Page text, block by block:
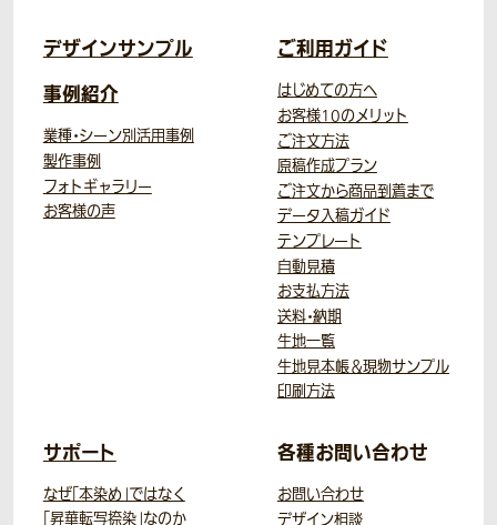
デザインサンプル
事例紹介
業種・シーン別活用事例
製作事例
フォトギャラリー
お客様の声
ご利用ガイド
はじめての方へ
お客様10のメリット
ご注文方法
原稿作成プラン
ご注文から商品到着まで
データ入稿ガイド
テンプレート
自動見積
お支払方法
送料・納期
生地一覧
生地見本帳＆現物サンプル
印刷方法
サポート
なぜ「本染め」ではなく
「昇華転写捺染」なのか
各種お問い合わせ
お問い合わせ
デザイン相談